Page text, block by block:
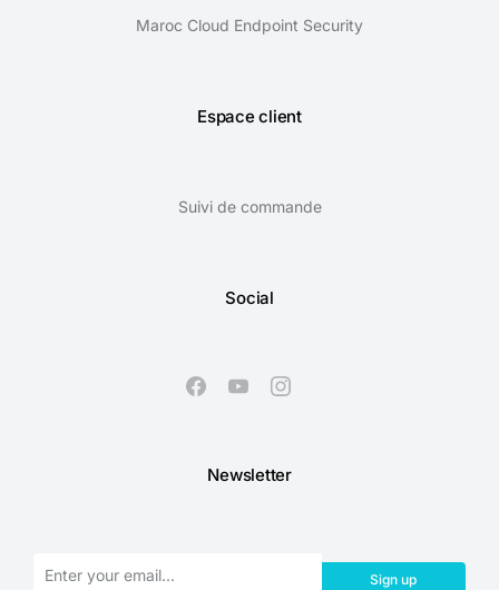
Maroc Cloud Endpoint Security
Espace client
Suivi de commande
Social
Newsletter
Sign up